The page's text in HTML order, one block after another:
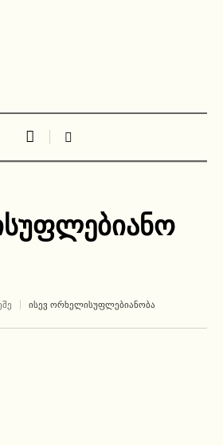
ᲘᲡᲔᲕ ᲝᲠᲮᲔᲚᲘᲡᲣᲤᲚᲔᲑᲘᲐᲜᲝᲑᲐ